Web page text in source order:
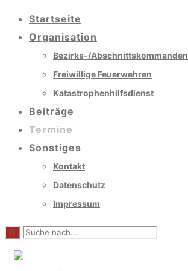
Startseite
Organisation
Bezirks-/Abschnittskommanden
Freiwillige Feuerwehren
Katastrophenhilfsdienst
Beiträge
Termine
Sonstiges
Kontakt
Datenschutz
Impressum